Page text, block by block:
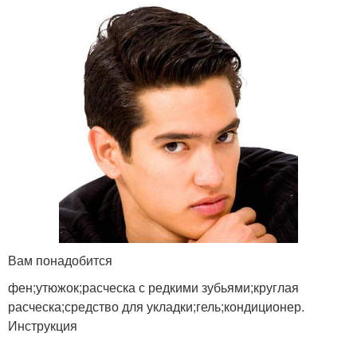
Вам понадобится
фен;утюжок;расческа с редкими зубьями;круглая
расческа;средство для укладки;гель;кондиционер.
Инструкция